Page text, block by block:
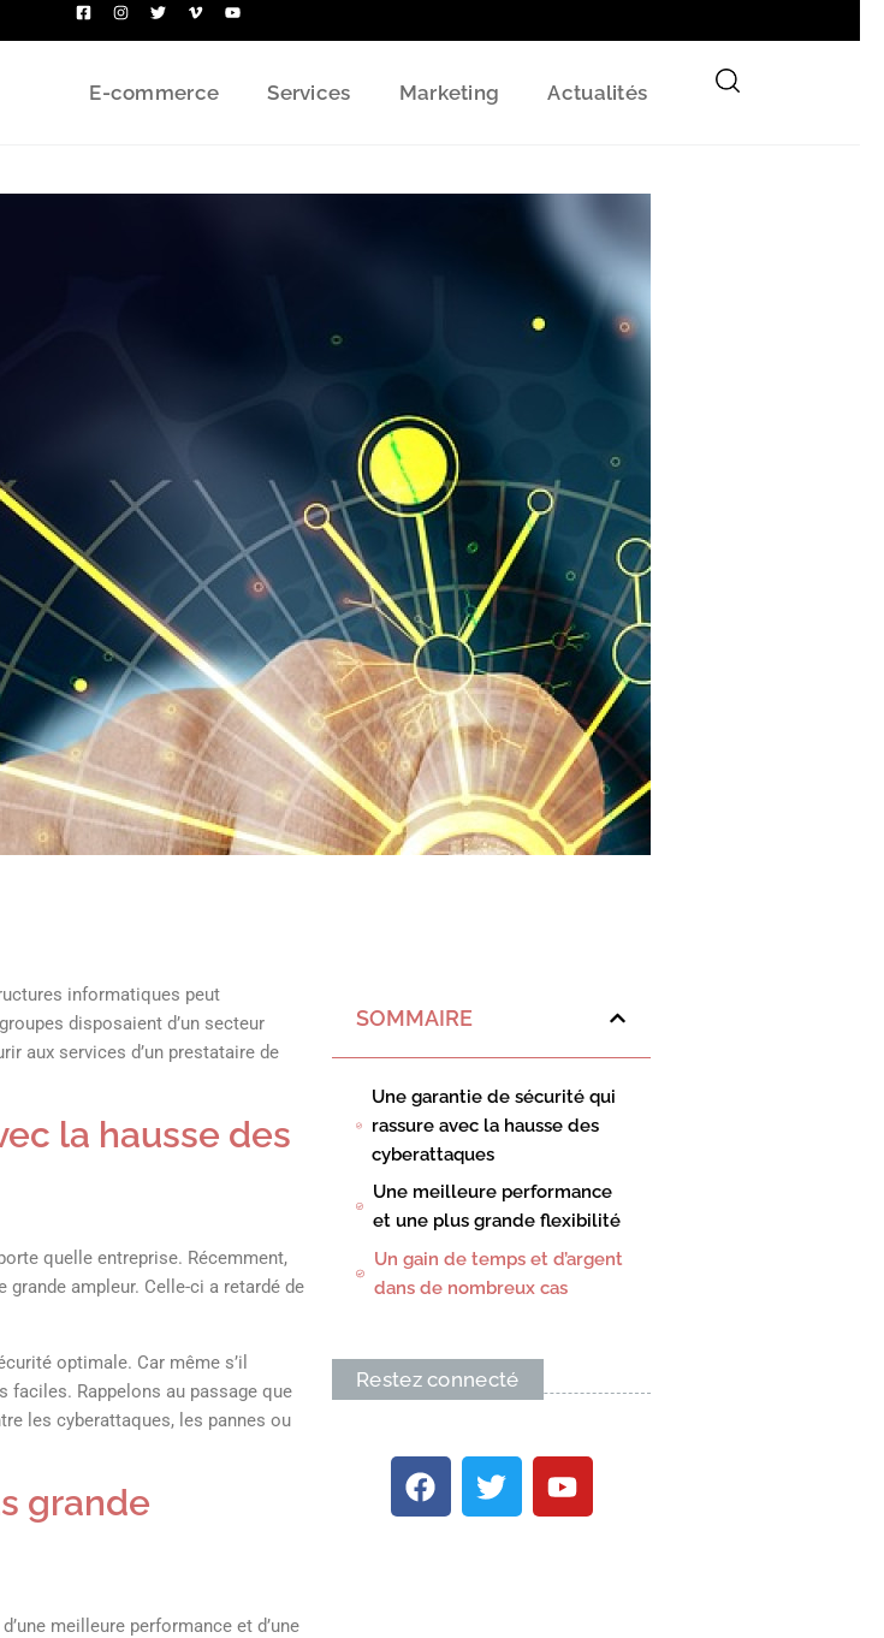
E-commerce Services Marketing Actualités
informatiques peut
disposaient d’un secteur
aux services d’un prestataire de
la hausse des
quelle entreprise. Récemment,
ampleur. Celle-ci a retardé de
optimale. Car même s’il
faciles. Rappelons au passage que
les cyberattaques, les pannes ou
grande
meilleure performance et d’une
SOMMAIRE
Une garantie de sécurité qui
rassure avec la hausse des
cyberattaques
Une meilleure performance
et une plus grande flexibilité
Un gain de temps et d’argent
dans de nombreux cas
Restez connecté